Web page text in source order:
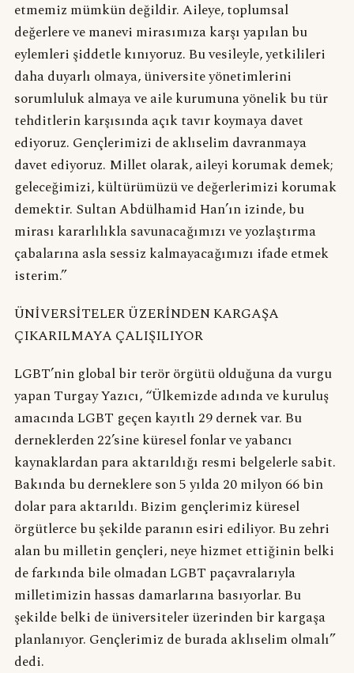
etmemiz mümkün değildir. Aileye, toplumsal
değerlere ve manevi mirasımıza karşı yapılan bu
eylemleri şiddetle kınıyoruz. Bu vesileyle, yetkilileri
daha duyarlı olmaya, üniversite yönetimlerini
sorumluluk almaya ve aile kurumuna yönelik bu tür
tehditlerin karşısında açık tavır koymaya davet
ediyoruz. Gençlerimizi de aklıselim davranmaya
davet ediyoruz. Millet olarak, aileyi korumak demek;
geleceğimizi, kültürümüzü ve değerlerimizi korumak
demektir. Sultan Abdülhamid Han’ın izinde, bu
mirası kararlılıkla savunacağımızı ve yozlaştırma
çabalarına asla sessiz kalmayacağımızı ifade etmek
isterim.”
ÜNİVERSİTELER ÜZERİNDEN KARGAŞA
ÇIKARILMAYA ÇALIŞILIYOR
LGBT’nin global bir terör örgütü olduğuna da vurgu
yapan Turgay Yazıcı, “Ülkemizde adında ve kuruluş
amacında LGBT geçen kayıtlı 29 dernek var. Bu
derneklerden 22’sine küresel fonlar ve yabancı
kaynaklardan para aktarıldığı resmi belgelerle sabit.
Bakında bu derneklere son 5 yılda 20 milyon 66 bin
dolar para aktarıldı. Bizim gençlerimiz küresel
örgütlerce bu şekilde paranın esiri ediliyor. Bu zehri
alan bu milletin gençleri, neye hizmet ettiğinin belki
de farkında bile olmadan LGBT paçavralarıyla
milletimizin hassas damarlarına basıyorlar. Bu
şekilde belki de üniversiteler üzerinden bir kargaşa
planlanıyor. Gençlerimiz de burada aklıselim olmalı”
dedi.